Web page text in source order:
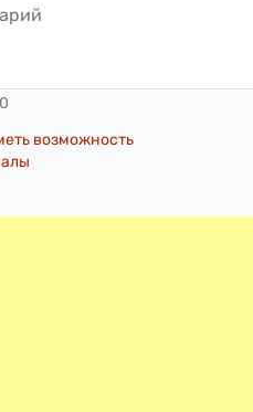
возможность